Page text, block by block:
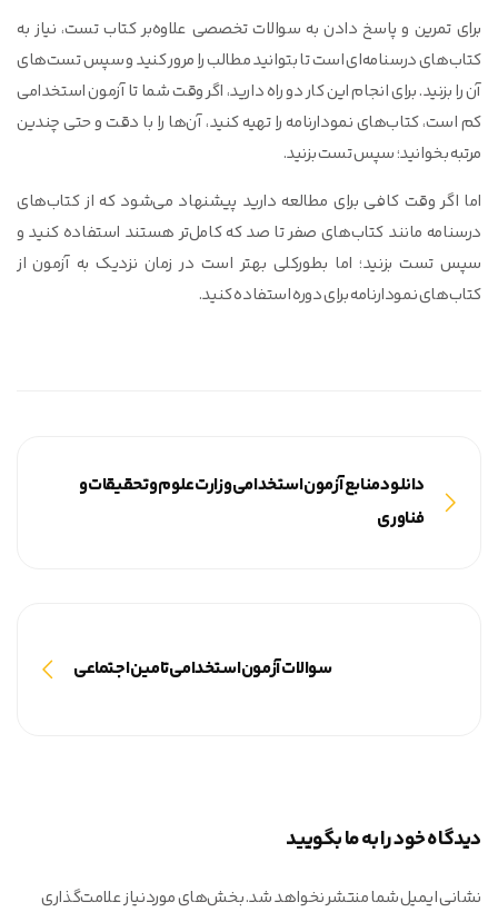
برای تمرین و پاسخ دادن به سوالات تخصصی علاوه‌بر کتاب تست، نیاز به
کتاب‌های درسنامه‌ای است تا بتوانید مطالب را مرور کنید و سپس تست‌های
آن را بزنید. برای انجام این کار دو راه دارید، اگر وقت شما تا آزمون استخدامی
کم است، کتاب‌های نمودارنامه را تهیه کنید، آن‌ها را با دقت و حتی چندین
مرتبه بخوانید؛ سپس تست بزنید.
اما اگر وقت کافی برای مطالعه دارید پیشنهاد می‌شود که از کتاب‌های
درسنامه مانند کتاب‌های صفر تا صد که کامل‌تر هستند استفاده کنید و
سپس تست بزنید؛ اما بطورکلی بهتر است در زمان نزدیک به آزمون از
کتاب‌های نمودارنامه برای دوره استفاده کنید.
دانلود منابع آزمون استخدامی وزارت علوم و تحقیقات و
فناوری
سوالات آزمون استخدامی تامین اجتماعی
دیدگاه خود را به ما بگویید
نشانی ایمیل شما منتشر نخواهد شد.بخش‌های موردنیاز علامت‌گذاری